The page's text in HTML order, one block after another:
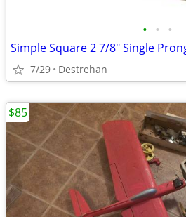
• • •
7/29 Destrehan
$85